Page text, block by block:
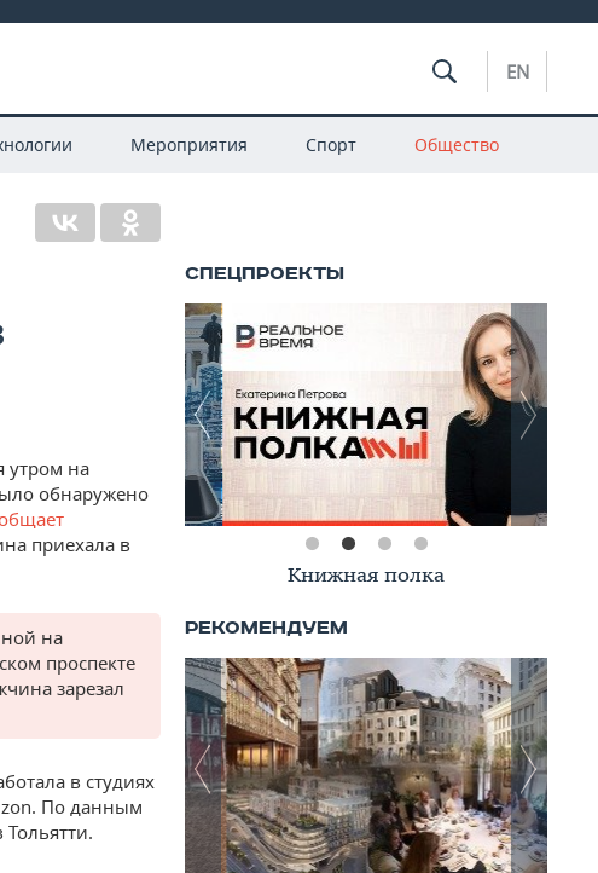
EN
Мероприятия Спорт Общество
утром на
обнаружено
приехала в
на
проспекте
зарезал
в студиях
По данным
Книжная полка